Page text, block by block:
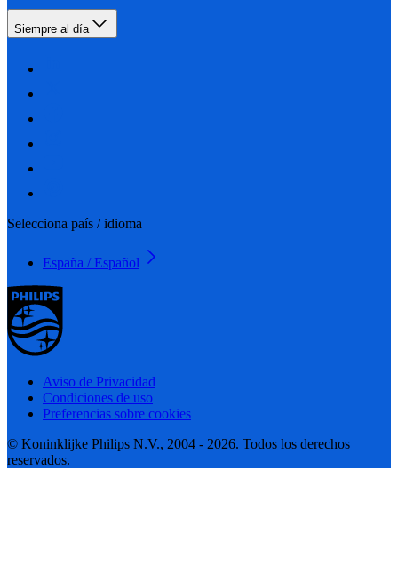
Siempre al día
Selecciona país / idioma
España / Español
Aviso de Privacidad
Condiciones de uso
Preferencias sobre cookies
© Koninklijke Philips N.V., 2004 - 2026. Todos los derechos
reservados.